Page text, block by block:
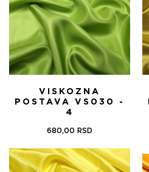
VISKOZNA
POSTAVA VS030 -
4
680,00 RSD